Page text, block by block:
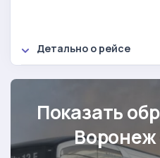
Детально о рейсе
Показать